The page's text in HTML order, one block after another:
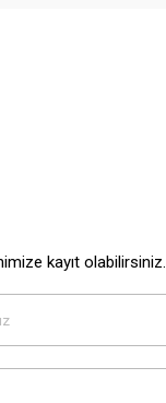
kayıt olabilirsiniz.